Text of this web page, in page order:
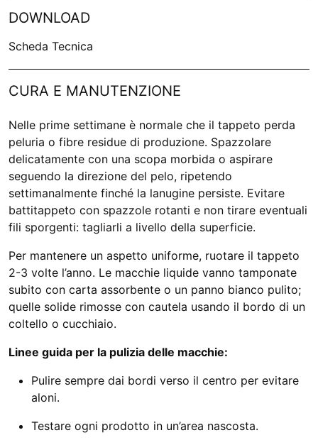
DOWNLOAD
Scheda Tecnica
CURA E MANUTENZIONE
Nelle prime settimane è normale che il tappeto perda
peluria o fibre residue di produzione. Spazzolare
delicatamente con una scopa morbida o aspirare
seguendo la direzione del pelo, ripetendo
settimanalmente finché la lanugine persiste. Evitare
battitappeto con spazzole rotanti e non tirare eventuali
fili sporgenti: tagliarli a livello della superficie.
Per mantenere un aspetto uniforme, ruotare il tappeto
2-3 volte l’anno. Le macchie liquide vanno tamponate
subito con carta assorbente o un panno bianco pulito;
quelle solide rimosse con cautela usando il bordo di un
coltello o cucchiaio.
Linee guida per la pulizia delle macchie:
Pulire sempre dai bordi verso il centro per evitare
aloni.
Testare ogni prodotto in un’area nascosta.